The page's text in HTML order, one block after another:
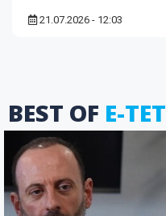
21.07.2026 - 12:03
BEST OF E-